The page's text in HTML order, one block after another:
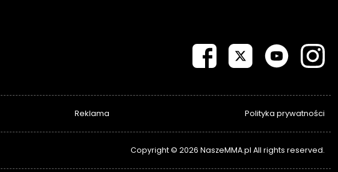
Reklama Polityka prywatności
Copyright © 2026 NaszeMMA.pl All rights reserved.